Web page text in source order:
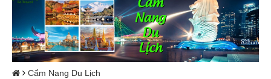
Cẩm Nang Du Lịch